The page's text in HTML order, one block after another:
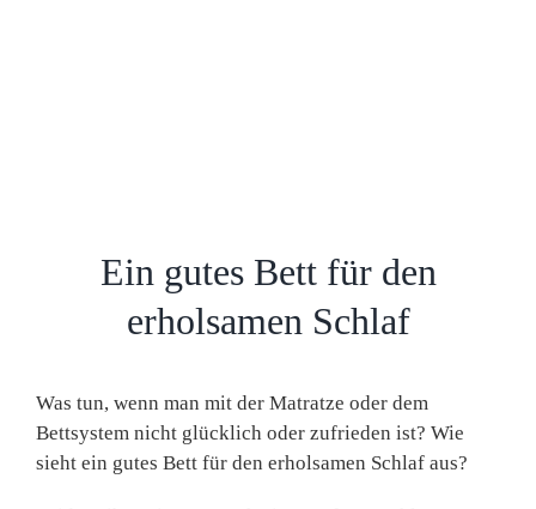
Ein gutes Bett für den
erholsamen Schlaf
Was tun, wenn man mit der Matratze oder dem
Bettsystem nicht glücklich oder zufrieden ist? Wie
sieht ein gutes Bett für den erholsamen Schlaf aus?